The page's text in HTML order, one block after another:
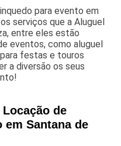
para evento em
serviços que a Aluguel
entre eles estão
eventos, como aluguel
festas e touros
a diversão os seus
de
em Santana de